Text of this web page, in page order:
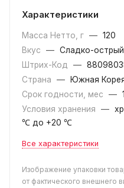
Характеристики
Масса Нетто, г — 120
Вкус
— Сладко-острый
Штрих-Код
—
Страна
—
Южная
Срок годности, мес
—
Условия хранения
—
℃ до +20 ℃
Все характеристики
Изображение упаковки
от фактического внешнего